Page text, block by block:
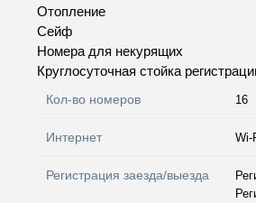
Отопление
Сейф
Номера для некурящих
Круглосуточная стойка
Кол-во номеров 16
Интернет Wi-
Регистрация заезда/выезда